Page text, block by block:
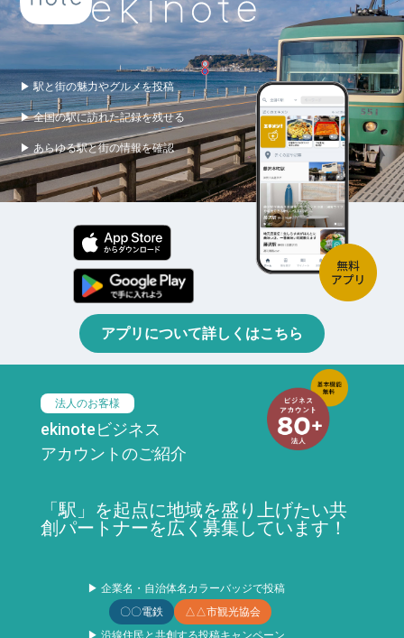
▶ 駅と街の魅力やグルメを投稿
▶ 全国の駅に訪れた記録を残せる
▶ あらゆる駅と街の情報を確認
アプリについて詳しくはこちら
法人のお客様
ekinoteビジネス
アカウントのご紹介
「駅」を起点に地域を盛り上げたい共
創パートナーを広く募集しています！
▶ 企業名・自治体名カラーバッジで投稿
〇〇電鉄
△△市観光協会
▶ 沿線住民と共創する投稿キャンペーン